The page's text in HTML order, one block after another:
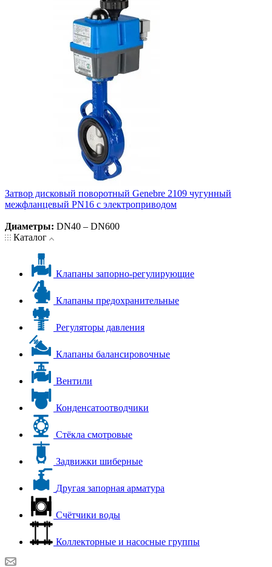
Затвор дисковый поворотный Genebre 2109 чугунный
межфланцевый PN16 с электроприводом
Диаметры: DN40 – DN600
Каталог
Клапаны запорно-регулирующие
Клапаны предохранительные
Регуляторы давления
Клапаны балансировочные
Вентили
Конденсатоотводчики
Стёкла смотровые
Задвижки шиберные
Другая запорная арматура
Счётчики воды
Коллекторные и насосные группы